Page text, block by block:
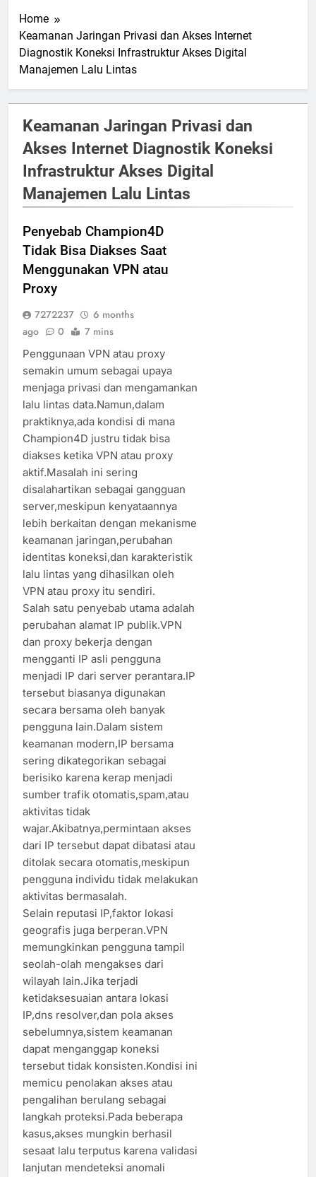
Home
Keamanan Jaringan Privasi dan Akses Internet
Diagnostik Koneksi Infrastruktur Akses Digital
Manajemen Lalu Lintas
Keamanan Jaringan Privasi dan
Akses Internet Diagnostik Koneksi
Infrastruktur Akses Digital
Manajemen Lalu Lintas
Penyebab Champion4D
Tidak Bisa Diakses Saat
Menggunakan VPN atau
Proxy
7272237
6 months
ago
0 7 mins
Penggunaan VPN atau proxy
semakin umum sebagai upaya
menjaga privasi dan mengamankan
lalu lintas data.Namun,dalam
praktiknya,ada kondisi di mana
Champion4D justru tidak bisa
diakses ketika VPN atau proxy
aktif.Masalah ini sering
disalahartikan sebagai gangguan
server,meskipun kenyataannya
lebih berkaitan dengan mekanisme
keamanan jaringan,perubahan
identitas koneksi,dan karakteristik
lalu lintas yang dihasilkan oleh
VPN atau proxy itu sendiri.
Salah satu penyebab utama adalah
perubahan alamat IP publik.VPN
dan proxy bekerja dengan
mengganti IP asli pengguna
menjadi IP dari server perantara.IP
tersebut biasanya digunakan
secara bersama oleh banyak
pengguna lain.Dalam sistem
keamanan modern,IP bersama
sering dikategorikan sebagai
berisiko karena kerap menjadi
sumber trafik otomatis,spam,atau
aktivitas tidak
wajar.Akibatnya,permintaan akses
dari IP tersebut dapat dibatasi atau
ditolak secara otomatis,meskipun
pengguna individu tidak melakukan
aktivitas bermasalah.
Selain reputasi IP,faktor lokasi
geografis juga berperan.VPN
memungkinkan pengguna tampil
seolah-olah mengakses dari
wilayah lain.Jika terjadi
ketidaksesuaian antara lokasi
IP,dns resolver,dan pola akses
sebelumnya,sistem keamanan
dapat menganggap koneksi
tersebut tidak konsisten.Kondisi ini
memicu penolakan akses atau
pengalihan berulang sebagai
langkah proteksi.Pada beberapa
kasus,akses mungkin berhasil
sesaat lalu terputus karena validasi
lanjutan mendeteksi anomali